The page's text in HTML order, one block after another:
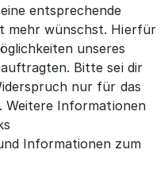
entsprechende
mehr wünschst. Hierfür
unseres
Bitte sei dir
nur für das
Weitere Informationen
Informationen zum